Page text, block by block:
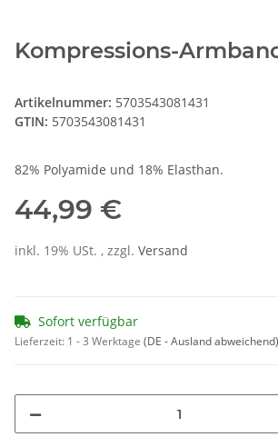
Kompressions-
Artikelnummer: 5703543081431
GTIN: 5703543081431
82% Polyamide und 18% Elasthan.
44,99 €
inkl. 19% USt. , zzgl. Versand
Sofort verfügbar
Lieferzeit: 1 - 3 Werktage (DE - Ausland abweichend)